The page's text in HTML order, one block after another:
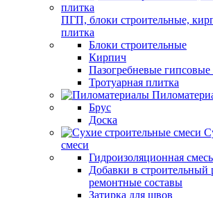
ПГП, блоки строительные,
плитка
Блоки строительные
Кирпич
Пазогребневые
Тротуарная плитка
Брус
Доска
смеси
Гидроизоляционная смесь
Добавки в строительный
ремонтные составы
Затирка для швов